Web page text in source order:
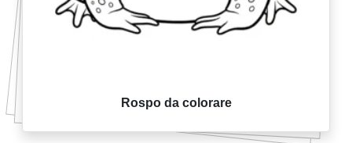
Rospo da colorare